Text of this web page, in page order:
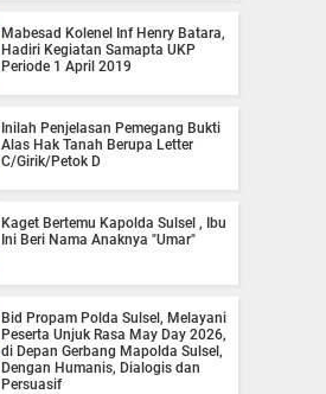
Mabesad Kolenel Inf Henry Batara,
Hadiri Kegiatan Samapta UKP
Periode 1 April 2019
Inilah Penjelasan Pemegang Bukti
Alas Hak Tanah Berupa Letter
C/Girik/Petok D
Kaget Bertemu Kapolda Sulsel , Ibu
Ini Beri Nama Anaknya "Umar"
Bid Propam Polda Sulsel, Melayani
Peserta Unjuk Rasa May Day 2026,
di Depan Gerbang Mapolda Sulsel,
Dengan Humanis, Dialogis dan
Persuasif